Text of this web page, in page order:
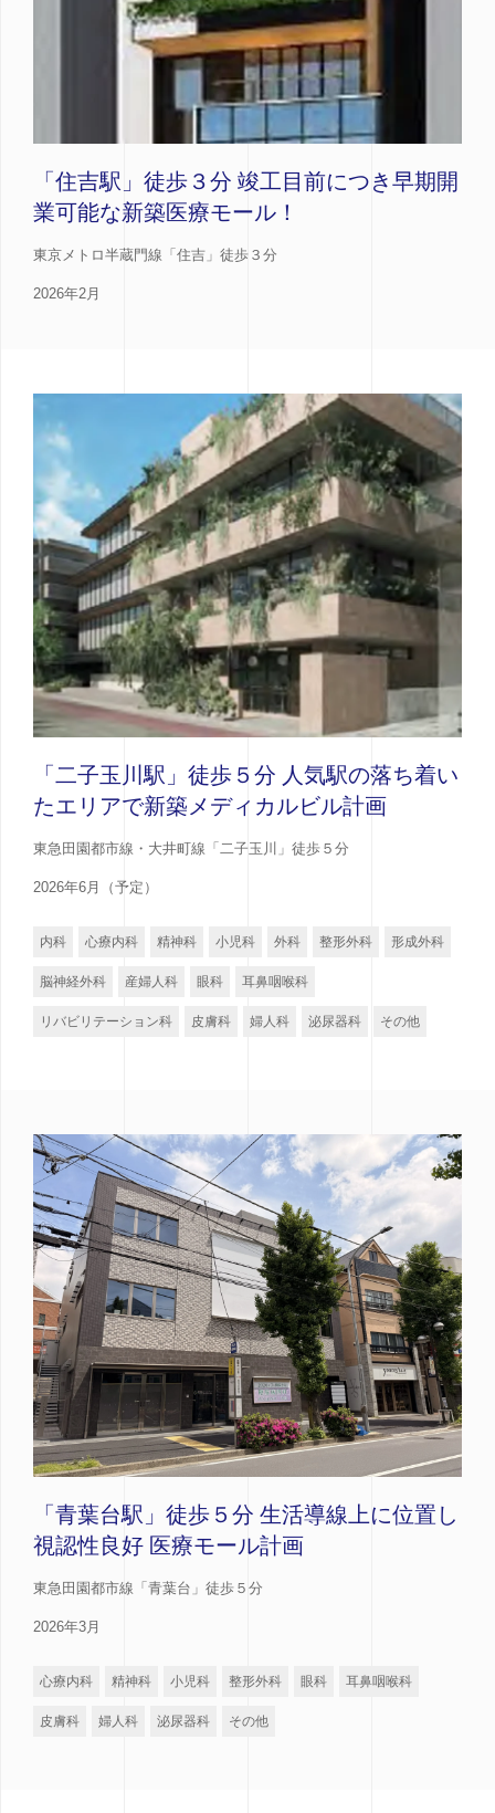
「住吉駅」徒歩３分 竣工目前につき早期開
業可能な新築医療モール！
東京メトロ半蔵門線「住吉」徒歩３分
2026年2月
「二子玉川駅」徒歩５分 人気駅の落ち着い
たエリアで新築メディカルビル計画
東急田園都市線・大井町線「二子玉川」徒歩５分
2026年6月（予定）
内科 心療内科 精神科 小児科 外科 整形外科 形成外科
脳神経外科 産婦人科 眼科 耳鼻咽喉科
リバビリテーション科 皮膚科 婦人科 泌尿器科 その他
「青葉台駅」徒歩５分 生活導線上に位置し
視認性良好 医療モール計画
東急田園都市線「青葉台」徒歩５分
2026年3月
心療内科 精神科 小児科 整形外科 眼科 耳鼻咽喉科
皮膚科 婦人科 泌尿器科 その他